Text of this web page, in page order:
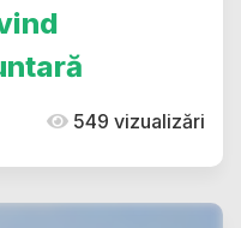
549 vizualizări